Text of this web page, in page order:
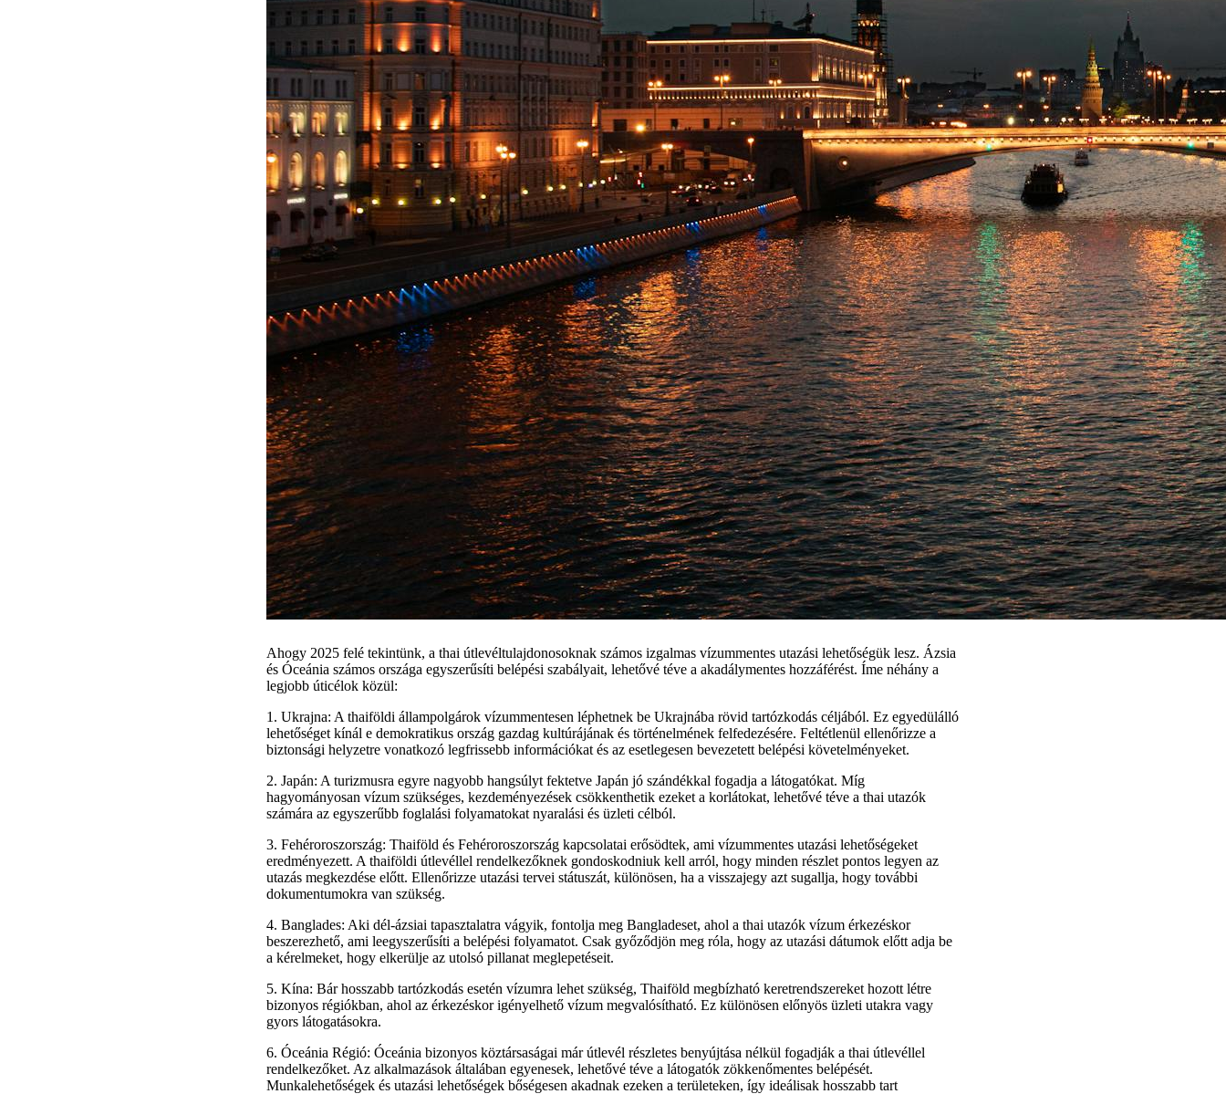
Ahogy 2025 felé tekintünk, a thai útlevéltulajdonosoknak számos izgalmas vízummentes utazási lehetőségük lesz. Ázsia
és Óceánia számos országa egyszerűsíti belépési szabályait, lehetővé téve a akadálymentes hozzáférést. Íme néhány a
legjobb úticélok közül:
1. Ukrajna: A thaiföldi állampolgárok vízummentesen léphetnek be Ukrajnába rövid tartózkodás céljából. Ez egyedülálló
lehetőséget kínál e demokratikus ország gazdag kultúrájának és történelmének felfedezésére. Feltétlenül ellenőrizze a
biztonsági helyzetre vonatkozó legfrissebb információkat és az esetlegesen bevezetett belépési követelményeket.
2. Japán: A turizmusra egyre nagyobb hangsúlyt fektetve Japán jó szándékkal fogadja a látogatókat. Míg
hagyományosan vízum szükséges, kezdeményezések csökkenthetik ezeket a korlátokat, lehetővé téve a thai utazók
számára az egyszerűbb foglalási folyamatokat nyaralási és üzleti célból.
3. Fehéroroszország: Thaiföld és Fehéroroszország kapcsolatai erősödtek, ami vízummentes utazási lehetőségeket
eredményezett. A thaiföldi útlevéllel rendelkezőknek gondoskodniuk kell arról, hogy minden részlet pontos legyen az
utazás megkezdése előtt. Ellenőrizze utazási tervei státuszát, különösen, ha a visszajegy azt sugallja, hogy további
dokumentumokra van szükség.
4. Banglades: Aki dél-ázsiai tapasztalatra vágyik, fontolja meg Bangladeset, ahol a thai utazók vízum érkezéskor
beszerezhető, ami leegyszerűsíti a belépési folyamatot. Csak győződjön meg róla, hogy az utazási dátumok előtt adja be
a kérelmeket, hogy elkerülje az utolsó pillanat meglepetéseit.
5. Kína: Bár hosszabb tartózkodás esetén vízumra lehet szükség, Thaiföld megbízható keretrendszereket hozott létre
bizonyos régiókban, ahol az érkezéskor igényelhető vízum megvalósítható. Ez különösen előnyös üzleti utakra vagy
gyors látogatásokra.
6. Óceánia Régió: Óceánia bizonyos köztársaságai már útlevél részletes benyújtása nélkül fogadják a thai útlevéllel
rendelkezőket. Az alkalmazások általában egyenesek, lehetővé téve a látogatók zökkenőmentes belépését.
Munkalehetőségek és utazási lehetőségek bőségesen akadnak ezeken a területeken, így ideálisak hosszabb tart